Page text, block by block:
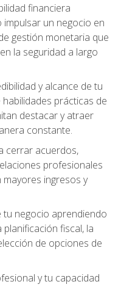
financiera
un negocio en
gestión monetaria que
la seguridad a largo
y alcance de tu
prácticas de
destacar y atraer
constante.
cerrar acuerdos,
profesionales
ingresos y
tu negocio aprendiendo
fiscal, la
de opciones de
y tu capacidad